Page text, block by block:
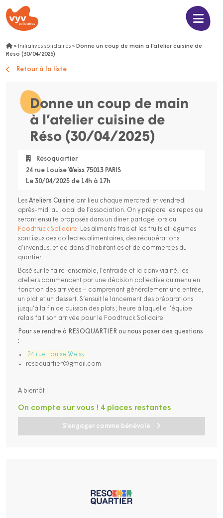
» Initiatives solidaires » Donne un coup de main à l’atelier cuisine de
Réso (30/04/2025)
Retour à la liste
Donne un coup de main
à l’atelier cuisine de
Réso (30/04/2025)
Résoquartier
24 rue Louise Weiss 75013 PARIS
Le 30/04/2025 de 14h à 17h
Les Ateliers Cuisine ont lieu chaque mercredi et vendredi
après-midi au local de l’association. On y prépare les repas qui
seront ensuite proposés dans un diner partagé lors du
Foodtruck Solidaire. Les aliments frais et les fruits et légumes
sont issus des collectes alimentaires, des récupérations
d’invendus, et de dons d’habitant·es et de commerces du
quartier.
Basé sur le faire-ensemble, l’entraide et la convivialité, les
ateliers commencent par une décision collective du menu en
fonction des arrivées – comprenant généralement une entrée,
un plat et un dessert. S’ensuit le lancement des préparations
jusqu’à la fin de cuisson des plats ; heure à laquelle l’équipe
relais fait son arrivée pour le Foodtruck Solidaire.
Pour se rendre à RESOQUARTIER ou nous poser des questions
:
24 rue Louise Weiss
resoquartier@gmail.com
A bientôt !
S'engager comme bénévole
On compte sur vous ! 4 places restantes